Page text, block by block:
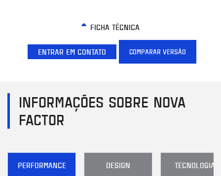
FICHA TÉCNICA
ENTRAR EM CONTATO COMPARAR VERSÃO
INFORMAÇÕES SOBRE NOVA
FACTOR
PERFORMANCE DESIGN TECNOLOGIA